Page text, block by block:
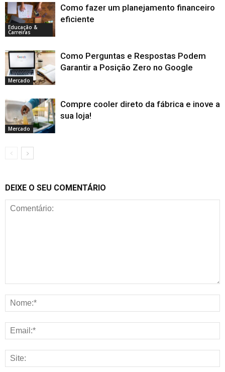
Educação &
Carreiras
Como fazer um planejamento financeiro
eficiente
Mercado
Como Perguntas e Respostas Podem
Garantir a Posição Zero no Google
Mercado
Compre cooler direto da fábrica e inove a
sua loja!
DEIXE O SEU COMENTÁRIO